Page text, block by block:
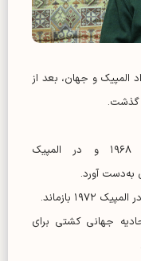
کشتی آزاد المپیک و جهان، بعد از
گذشت.
اوج فعالیت ورزشی موحد در سال ۱۹۶۸ و در المپیک
به‌دست‌ آورد.
بازماند.
جهانی کشتی برای